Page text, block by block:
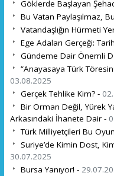
Göklerde Başlayan
Bu Vatan Paylaşılmaz,
Vatandaşlığın Hürmeti
Ege Adaları Gerçeği:
Gündeme Dair Önemli
“Anayasaya Türk
03.08.2025
Gerçek Tehlike Kim? -
Bir Orman Değil, Yürek
Arkasındaki İhanete Dair -
Türk Milliyetçileri Bu
Suriye’de Kimin Dost,
30.07.2025
Bursa Yanıyor! -